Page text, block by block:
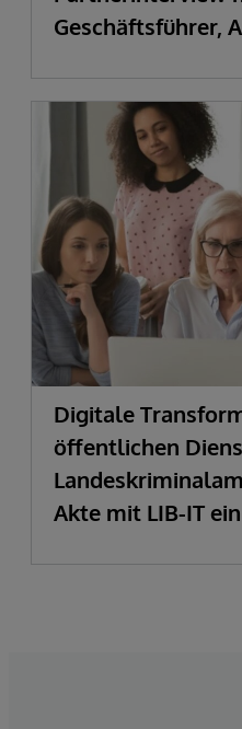
Geschäftsführer,
Digitale
öffentlichen
Akte mit LIB-IT ein